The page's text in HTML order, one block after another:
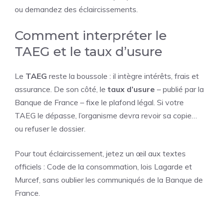
ou demandez des éclaircissements.
Comment interpréter le
TAEG et le taux d’usure
Le TAEG reste la boussole : il intègre intérêts, frais et
assurance. De son côté, le taux d’usure – publié par la
Banque de France – fixe le plafond légal. Si votre
TAEG le dépasse, l’organisme devra revoir sa copie…
ou refuser le dossier.
Pour tout éclaircissement, jetez un œil aux textes
officiels : Code de la consommation, lois Lagarde et
Murcef, sans oublier les communiqués de la Banque de
France.